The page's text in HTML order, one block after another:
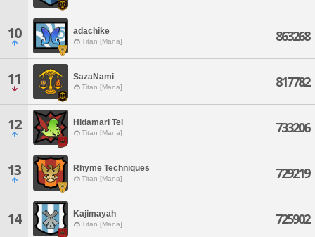
10 adachike
Titan [Mana] 863268
11 SazaNami
Titan [Mana] 817782
12 Hidamari Tei
Titan [Mana] 733206
13 Rhyme Techniques
Titan [Mana] 729219
14 Kajimayah
Titan [Mana] 725902